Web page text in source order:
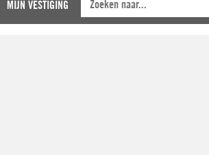
MIJN VESTIGING